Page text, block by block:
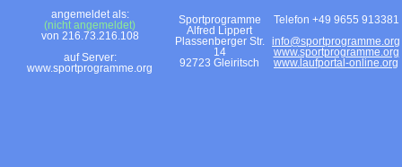
angemeldet als:
(nicht angemeldet)
von 216.73.216.108
auf Server:
www.sportprogramme.org
Sportprogramme
Alfred Lippert
Plassenberger Str.
14
92723 Gleiritsch
Telefon +49 9655 913381
info@sportprogramme.org
www.sportprogramme.org
www.laufportal-online.org